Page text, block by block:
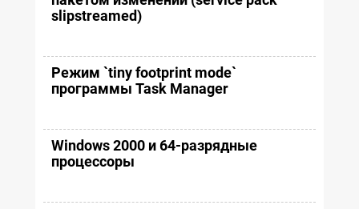
slipstreamed)
Режим `tiny footprint mode`
программы Task Manager
Windows 2000 и 64-разрядные
процессоры